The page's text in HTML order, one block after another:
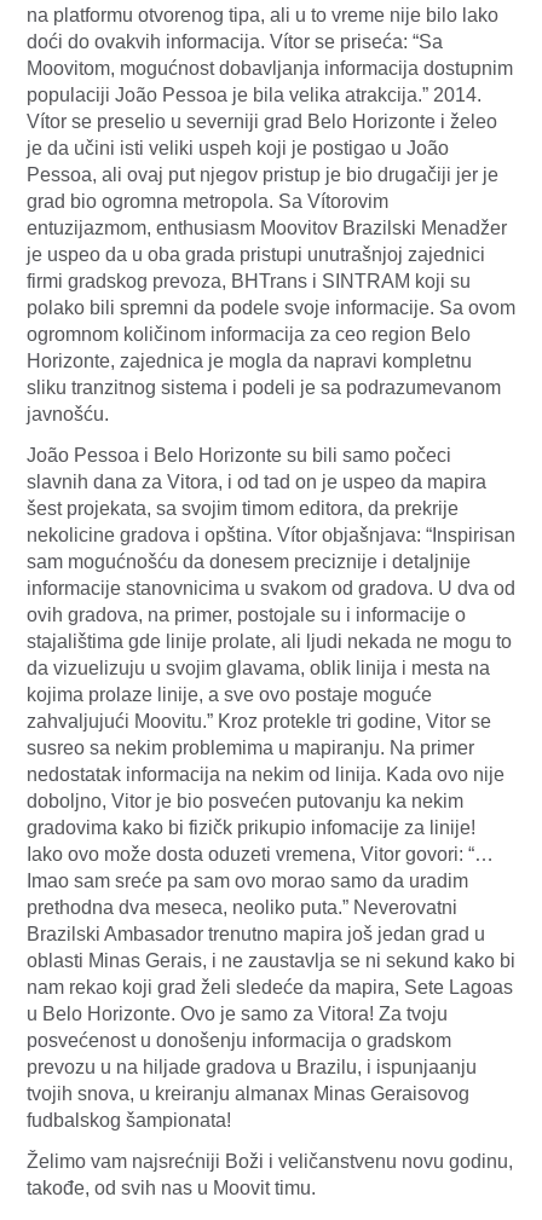
na platformu otvorenog tipa, ali u to vreme nije bilo lako
doći do ovakvih informacija. Vítor se priseća: “Sa
Moovitom, mogućnost dobavljanja informacija dostupnim
populaciji João Pessoa je bila velika atrakcija.” 2014.
Vítor se preselio u severniji grad Belo Horizonte i želeo
je da učini isti veliki uspeh koji je postigao u João
Pessoa, ali ovaj put njegov pristup je bio drugačiji jer je
grad bio ogromna metropola. Sa Vítorovim
entuzijazmom, enthusiasm Moovitov Brazilski Menadžer
je uspeo da u oba grada pristupi unutrašnjoj zajednici
firmi gradskog prevoza, BHTrans i SINTRAM koji su
polako bili spremni da podele svoje informacije. Sa ovom
ogromnom količinom informacija za ceo region Belo
Horizonte, zajednica je mogla da napravi kompletnu
sliku tranzitnog sistema i podeli je sa podrazumevanom
javnošću.
João Pessoa i Belo Horizonte su bili samo počeci
slavnih dana za Vitora, i od tad on je uspeo da mapira
šest projekata, sa svojim timom editora, da prekrije
nekolicine gradova i opština. Vítor objašnjava: “Inspirisan
sam mogućnošću da donesem preciznije i detaljnije
informacije stanovnicima u svakom od gradova. U dva od
ovih gradova, na primer, postojale su i informacije o
stajalištima gde linije prolate, ali ljudi nekada ne mogu to
da vizuelizuju u svojim glavama, oblik linija i mesta na
kojima prolaze linije, a sve ovo postaje moguće
zahvaljujući Moovitu.” Kroz protekle tri godine, Vitor se
susreo sa nekim problemima u mapiranju. Na primer
nedostatak informacija na nekim od linija. Kada ovo nije
doboljno, Vitor je bio posvećen putovanju ka nekim
gradovima kako bi fizičk prikupio infomacije za linije!
Iako ovo može dosta oduzeti vremena, Vitor govori: “…
Imao sam sreće pa sam ovo morao samo da uradim
prethodna dva meseca, neoliko puta.” Neverovatni
Brazilski Ambasador trenutno mapira još jedan grad u
oblasti Minas Gerais, i ne zaustavlja se ni sekund kako bi
nam rekao koji grad želi sledeće da mapira, Sete Lagoas
u Belo Horizonte. Ovo je samo za Vitora! Za tvoju
posvećenost u donošenju informacija o gradskom
prevozu u na hiljade gradova u Brazilu, i ispunjaanju
tvojih snova, u kreiranju almanax Minas Geraisovog
fudbalskog šampionata!
Želimo vam najsrećniji Boži i veličanstvenu novu godinu,
takođe, od svih nas u Moovit timu.